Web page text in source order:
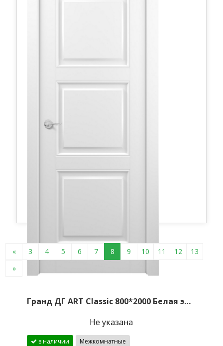
в наличии Межкомнатные
Гранд ДГ ART Classic 800*2000 Белая эмаль Т1
Не указана
в наличии Межкомнатные
« 3 4 5 6 7 8 9 10 11 12
13
»